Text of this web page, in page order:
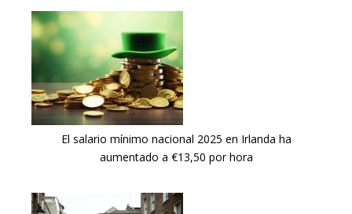
El salario mínimo nacional 2025 en Irlanda ha
aumentado a €13,50 por hora